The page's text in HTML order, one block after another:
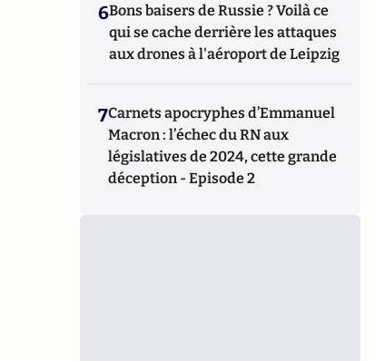
6Bons baisers de Russie ? Voilà ce
qui se cache derrière les attaques
aux drones à l'aéroport de Leipzig
7Carnets apocryphes d’Emmanuel
Macron : l’échec du RN aux
législatives de 2024, cette grande
déception - Episode 2